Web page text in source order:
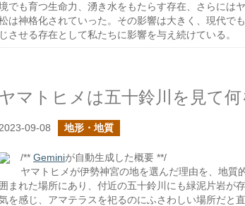
でも育つ生命力、湧き水をもたらす存在、さらには
は神格化されていった。その影響は大きく、現代で
じさせる存在として私たちに影響を与え続けている。
ヤマトヒメは五十鈴川を見て何
2023-09-08 地形・地質
/** Geminiが自動生成した概要 **/
ヤマトヒメが伊勢神宮の地を選んだ理由を、地質
囲まれた場所にあり、付近の五十鈴川にも緑泥片岩が
を感じ、アマテラスを祀るのにふさわしい場所だと